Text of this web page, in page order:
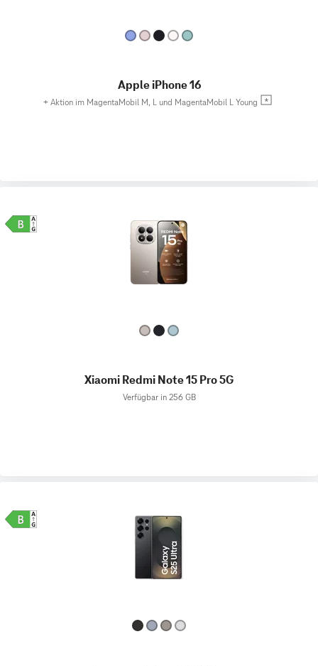
Apple iPhone 16
+ Aktion im MagentaMobil M, L und MagentaMobil L Young
Xiaomi Redmi Note 15 Pro 5G
Verfügbar in 256 GB